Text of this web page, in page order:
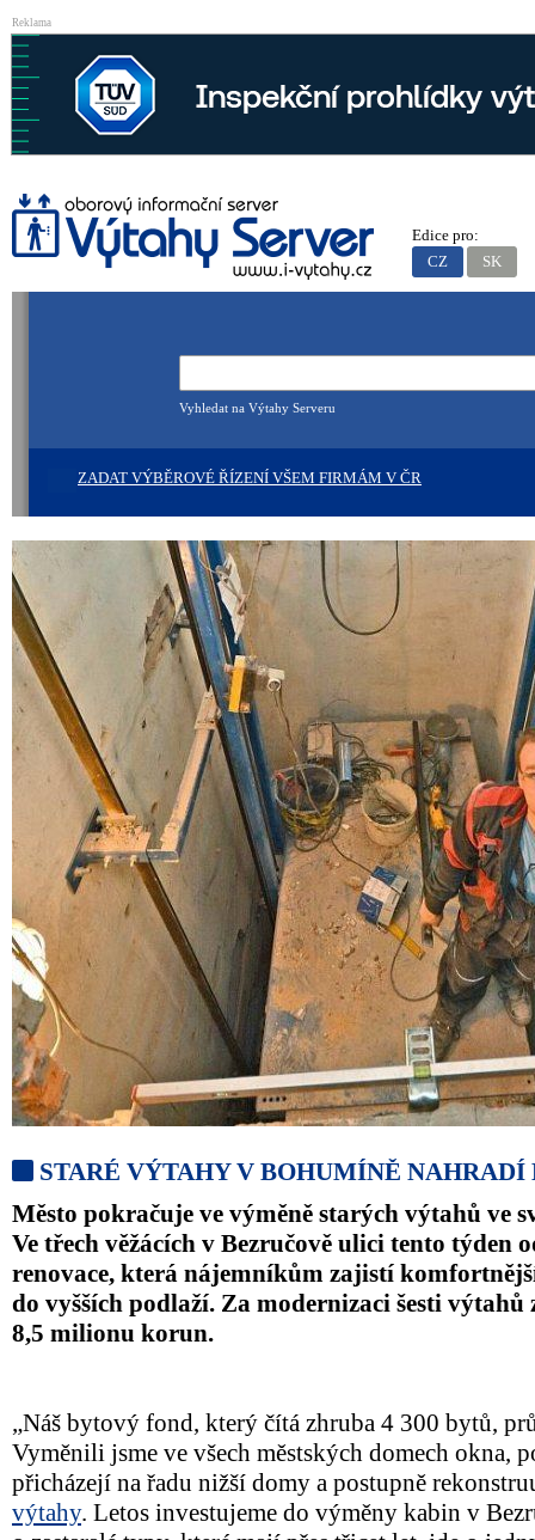
Reklama
Vyhledat na Výtahy Serveru
ZADAT VÝBĚROVÉ ŘÍZENÍ VŠEM FIRMÁM V ČR
Edice pro:
CZ
SK
STARÉ VÝTAHY V BOHUMÍNĚ NAHRADÍ
Město pokračuje ve výměně starých výtahů ve
Ve třech věžácích v Bezručově ulici tento týden
renovace, která nájemníkům zajistí
do vyšších podlaží. Za modernizaci šesti
8,5 milionu korun.
„Náš bytový fond, který čítá zhruba 4 300 bytů,
Vyměnili jsme ve všech městských domech okna,
přicházejí na řadu nižší domy a postupně
výtahy. Letos investujeme do výměny kabin v